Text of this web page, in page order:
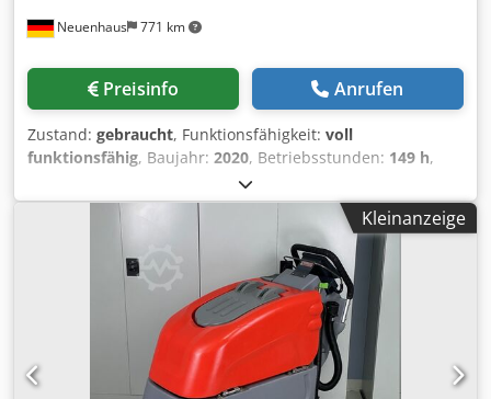
Neuenhaus 771 km
Preisinfo Anrufen
Zustand: gebraucht, Funktionsfähigkeit: voll
funktionsfähig, Baujahr: 2020, Betriebsstunden: 149 h,
7.960 mm
mm, Kraftstofftyp:elektrisch, Antriebsart:Elektro,
840 mm
, Scherenarbeitsbühne Zustand
Technisch: gut Bereifung vorne Grösse: 15x5 Bereifung
vorne Zustand: 80 - 100% Bereifung hinten Grösse: 15x5
Bereifung hinten Zustand: 80 - 100% Batterie Zustand: 80 -
100% Dkedpfjvg Tmxox Apaor Bild dient u. U. als
Symboldarstellung Wenderadius- Innen/aussen: 0 / 2,13 m
Radstand : 1,85 m Eigengewicht : 2.145 kg Tragfähigkeit :
227 kg Länge eingefahren : 2440 mm
Kleinanzeige